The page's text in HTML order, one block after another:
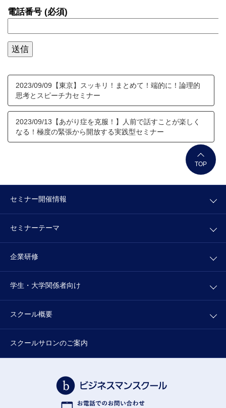
電話番号 (必須)
2023/09/09【東京】スッキリ！まとめて！端的に！論理的
思考とスピーチ力セミナー
2023/09/13【あがり症を克服！】人前で話すことが楽しく
なる！極度の緊張から開放する実践型セミナー
TOP
セミナー開催情報
セミナーテーマ
企業研修
学生・大学関係者向け
スクール概要
スクールサロンのご案内